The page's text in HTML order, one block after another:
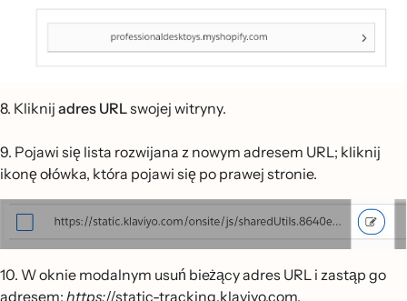
8. Kliknij adres URLswojej witryny.
9. Pojawi się lista rozwijana z nowym adresem URL; kliknij
ikonę ołówka, która pojawi się po prawej stronie.
10. W oknie modalnym usuń bieżący adres URL i zastąp go
adresem: https://static-tracking.klaviyo.com.